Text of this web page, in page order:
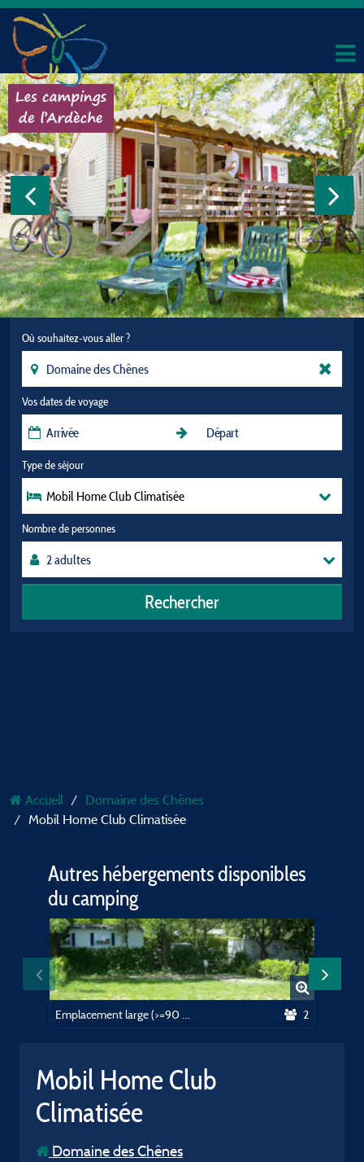
Où souhaitez-vous aller ?
Vos dates de voyage
Type de séjour
Mobil Home Club Climatisée
Nombre de personnes
Rechercher
Accueil
Domaine des Chênes
Mobil Home Club Climatisée
Autres hébergements disponibles
du camping
2
Mobil Home Club
Climatisée
Domaine des Chênes